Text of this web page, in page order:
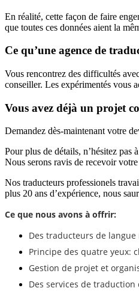
En réalité, cette façon de faire
que toutes ces données aient la
Ce qu’une agence de
Vous rencontrez des difficultés
conseiller. Les expérimentés vous
Vous avez déjà un projet
Demandez dès-maintenant votre
Pour plus de détails, n’hésitez pas
Nous serons ravis de recevoir
Nos traducteurs professionels
plus 20 ans d’expérience, nous
Ce que nous avons à offrir:
Des traducteurs de
Principe des quatre yeux:
Gestion de projet et
Des services de traduction